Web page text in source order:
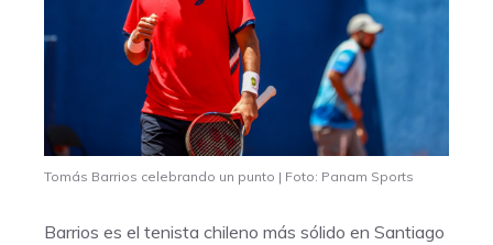
Tomás Barrios celebrando un punto | Foto: Panam Sports
Barrios es el tenista chileno más sólido en Santiago